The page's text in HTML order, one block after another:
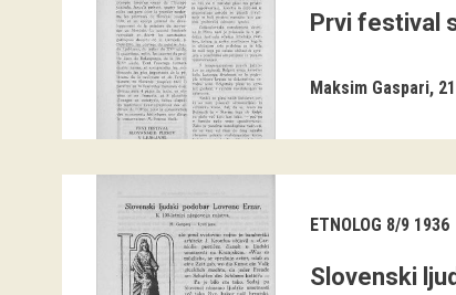
Prvi festival
Maksim Gaspari
ETNOLOG 8/9 1936
Slovenski